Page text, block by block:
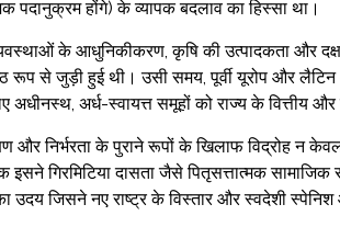
होंगे) के व्यापक बदलाव का हिस्सा था।
के आधुनिकीकरण, कृषि की उत्पादकता और
रूप से जुड़ी हुई थी। उसी समय, पूर्वी यूरोप और
अर्ध-स्वायत्त समूहों को राज्य के वित्तीय
और निर्भरता के पुराने रूपों के खिलाफ विद्रोह न
गिरमिटिया दासता जैसे पितृसत्तात्मक
उदय जिसने नए राष्ट्र के विस्तार और स्वदेशी